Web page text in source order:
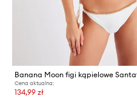
Banana Moon figi kąpielowe
Cena aktualna:
134,99 zł